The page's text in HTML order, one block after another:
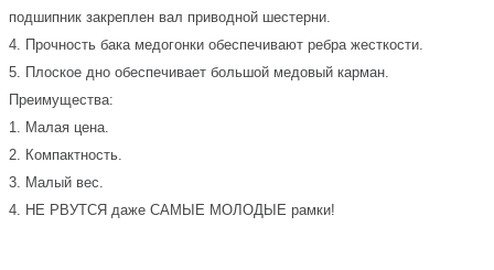
подшипник закреплен вал приводной шестерни.
4. Прочность бака медогонки обеспечивают ребра жесткости.
5. Плоское дно обеспечивает большой медовый карман.
Преимущества:
1. Малая цена.
2. Компактность.
3. Малый вес.
4. НЕ РВУТСЯ даже САМЫЕ МОЛОДЫЕ рамки!